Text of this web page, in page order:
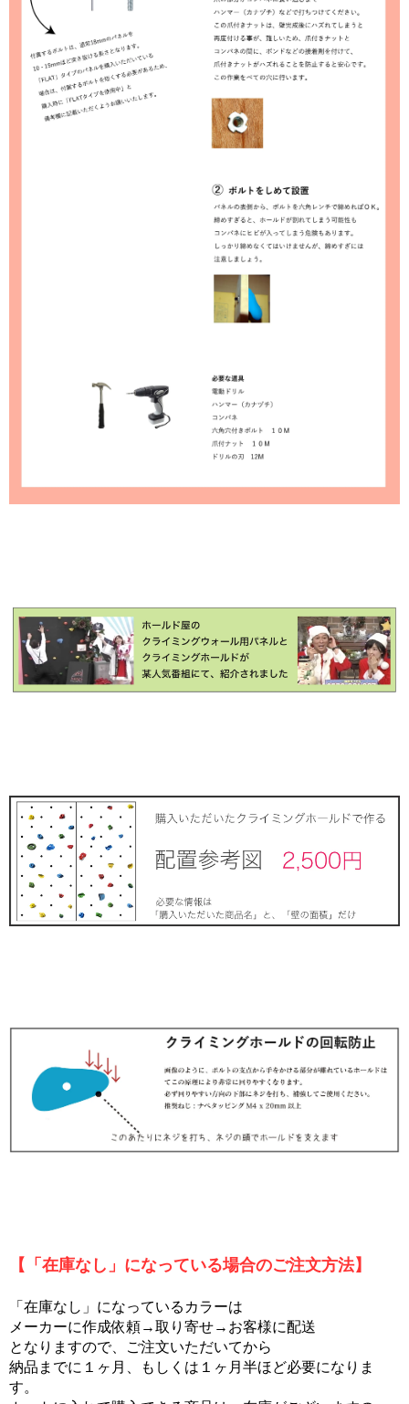
【「在庫なし」になっている場合のご注文方法】
「在庫なし」になっているカラーは
メーカーに作成依頼→取り寄せ→お客様に配送
となりますので、ご注文いただいてから
納品までに１ヶ月、もしくは１ヶ月半ほど必要になりま
す。